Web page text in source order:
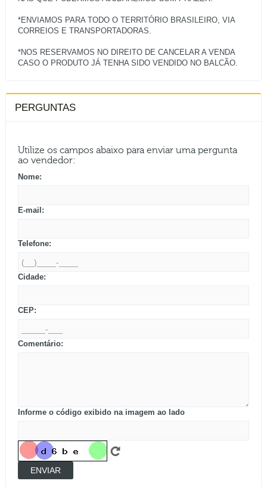
*ENVIAMOS PARA TODO O TERRITÓRIO BRASILEIRO, VIA
CORREIOS E TRANSPORTADORAS.
*NOS RESERVAMOS NO DIREITO DE CANCELAR A VENDA
PERGUNTAS
Utilize os campos abaixo para enviar uma pergunta
ao vendedor:
Nome:
E-mail:
Telefone:
Cidade:
CEP:
Comentário:
Informe o código exibido na imagem ao lado
ENVIAR